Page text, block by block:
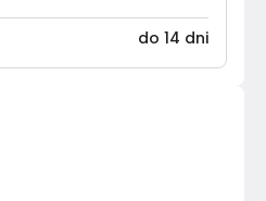
do 14 dni